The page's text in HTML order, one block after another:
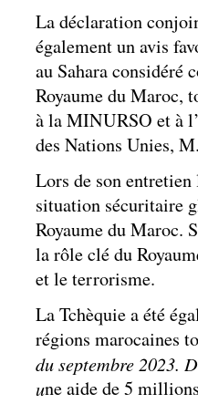
La déclaration
également un avis
au Sahara considéré
Royaume du Maroc,
à la MINURSO et à
des Nations Unies,
Lors de son
situation sécuritaire
Royaume du Maroc.
la rôle clé du
et le terrorisme.
La Tchèquie a été
régions marocaines
du septembre 2023.
une aide de 5